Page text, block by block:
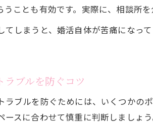
ことも有効です。実際に、相談所
しまうと、婚活自体が苦痛になっ
ブルを防ぐコツ
ブルを防ぐためには、いくつかの
スに合わせて慎重に判断しましょ